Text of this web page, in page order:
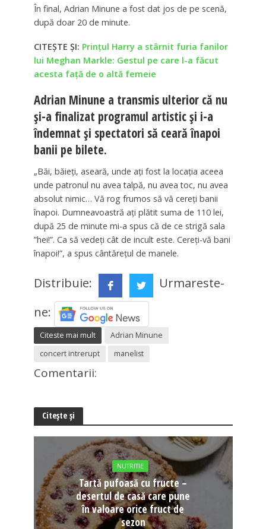
În final, Adrian Minune a fost dat jos de pe scenă,
după doar 20 de minute.
CITEȘTE ȘI: Prințul Harry a stârnit furia fanilor
lui Meghan Markle: Gestul pe care l-a făcut
acesta față de o altă femeie
Adrian Minune a transmis ulterior că nu
și-a finalizat programul artistic și i-a
îndemnat și spectatori să ceară înapoi
banii pe bilete.
„Băi, băieți, aseară, unde ați fost la locația aceea
unde patronul nu avea talpă, nu avea toc, nu avea
absolut nimic… Vă rog frumos să vă cereți banii
înapoi. Dumneavoastră ați plătit suma de 110 lei,
după 25 de minute mi-a spus că de ce strigă sala
”hei!”. Ca să vedeți cât de incult este. Cereți-vă bani
înapoi!”, a spus cântărețul de manele.
Distribuie:
Urmareste-
ne:
Citeste mai mult
Adrian Minune
concert intrerupt
manelist
Comentarii:
Citește și
NUTRITIE
Tartă pufoasă cu fructe –
desertul de casă care pune
în valoare orice fruct de
sezon